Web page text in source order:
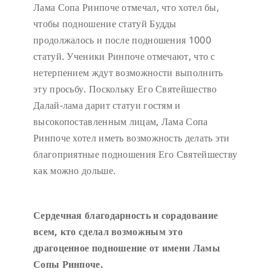
Лама Сопа Ринпоче отмечал, что хотел бы,
чтобы подношение статуй Будды
продолжалось и после подношения 1000
статуй. Ученики Ринпоче отмечают, что с
нетерпением ждут возможности выполнить
эту просьбу. Поскольку Его Святейшество
Далай-лама дарит статуи гостям и
высокопоставленным лицам, Лама Сопа
Ринпоче хотел иметь возможность делать эти
благоприятные подношения Его Святейшеству
как можно дольше.
Сердечная благодарность и сорадование
всем, кто сделал возможным это
драгоценное подношение от имени Ламы
Сопы Ринпоче.